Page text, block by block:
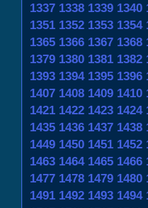
1337 1338 1339 1340
1351 1352 1353 1354
1365 1366 1367 1368
1379 1380 1381 1382
1393 1394 1395 1396
1407 1408 1409 1410
1421 1422 1423 1424
1435 1436 1437 1438
1449 1450 1451 1452
1463 1464 1465 1466
1477 1478 1479 1480
1491 1492 1493 1494